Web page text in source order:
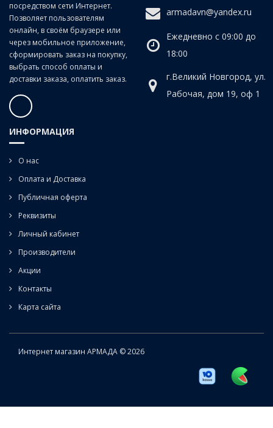
посредством сети Интернет.
Позволяет пользователям
онлайн, в своём браузере или
через мобильное приложение,
сформировать заказ на покупку,
выбрать способ оплаты и
доставки заказа, оплатить заказ.
armadavn@yandex.ru
Ежедневно с 09:00 до
18:00
г.Великий Новгород, ул.
Рабочая, дом 19, оф 1
ИНФОРМАЦИЯ
О нас
Оплата и Доставка
Публичная оферта
Реквизиты
Личный кабинет
Производители
Акции
Контакты
Карта сайта
Интернет магазин АРМАДА © 2026